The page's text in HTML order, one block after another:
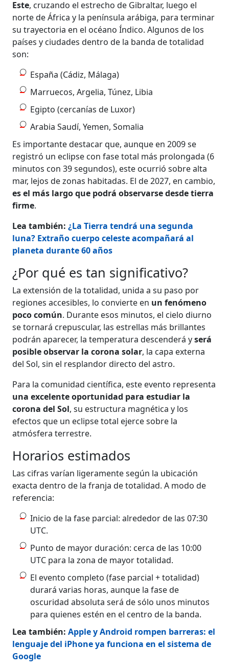
Este, cruzando el estrecho de Gibraltar, luego el
norte de África y la península arábiga, para terminar
su trayectoria en el océano Índico. Algunos de los
países y ciudades dentro de la banda de totalidad
son:
España (Cádiz, Málaga)
Marruecos, Argelia, Túnez, Libia
Egipto (cercanías de Luxor)
Arabia Saudí, Yemen, Somalia
Es importante destacar que, aunque en 2009 se
registró un eclipse con fase total más prolongada (6
minutos con 39 segundos), este ocurrió sobre alta
mar, lejos de zonas habitadas. El de 2027, en cambio,
es el más largo que podrá observarse desde tierra
firme.
Lea también:¿La Tierra tendrá una segunda
luna? Extraño cuerpo celeste acompañará al
planeta durante 60 años
¿Por qué es tan significativo?
La extensión de la totalidad, unida a su paso por
regiones accesibles, lo convierte en un fenómeno
poco común. Durante esos minutos, el cielo diurno
se tornará crepuscular, las estrellas más brillantes
podrán aparecer, la temperatura descenderá yserá
posible observar la corona solar, la capa externa
del Sol, sin el resplandor directo del astro.
Para la comunidad científica, este evento representa
una excelente oportunidad para estudiar la
corona del Sol, su estructura magnética y los
efectos que un eclipse total ejerce sobre la
atmósfera terrestre.
Horarios estimados
Las cifras varían ligeramente según la ubicación
exacta dentro de la franja de totalidad. A modo de
referencia:
Inicio de la fase parcial: alrededor de las 07:30
UTC.
Punto de mayor duración: cerca de las 10:00
UTC para la zona de mayor totalidad.
El evento completo (fase parcial + totalidad)
durará varias horas, aunque la fase de
oscuridad absoluta será de sólo unos minutos
para quienes estén en el centro de la banda.
Lea también:Apple y Android rompen barreras: el
lenguaje del iPhone ya funciona en el sistema de
Google